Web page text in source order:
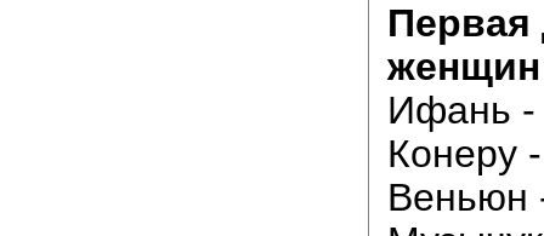
Первая
Ифань -
Конеру
Веньюн